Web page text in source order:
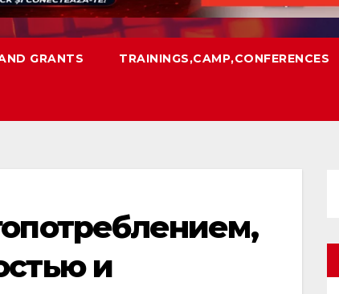
GRANTS TRAININGS,CAMP,CONFERENCES
и